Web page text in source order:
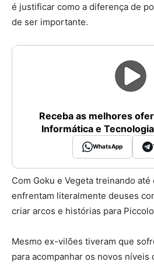
é justificar como a diferença de
de ser importante.
Receba as melhores
Informática e
WhatsApp
Com Goku e Vegeta treinando
enfrentam literalmente deuses
criar arcos e histórias para
Mesmo ex-vilões tiveram que
para acompanhar os novos níveis